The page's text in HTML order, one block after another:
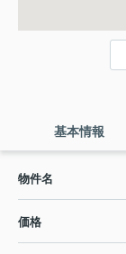
基本情報
物件名
価格